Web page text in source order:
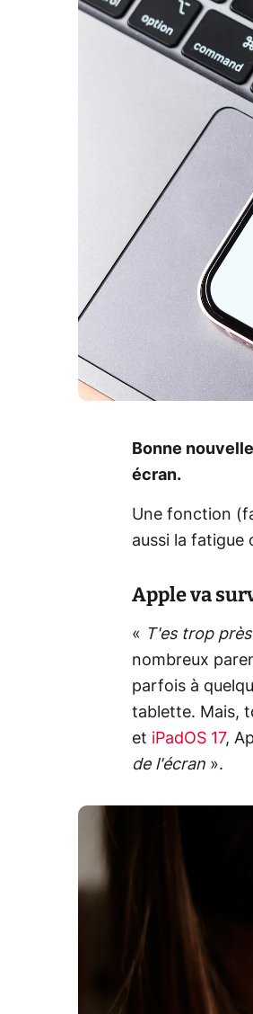
Bonne
écran.
Une fonction
aussi la fatigue
Apple va
« T'es trop
nombreux
parfois à
tablette. Mais,
et iPadOS 17,
de l'écran ».